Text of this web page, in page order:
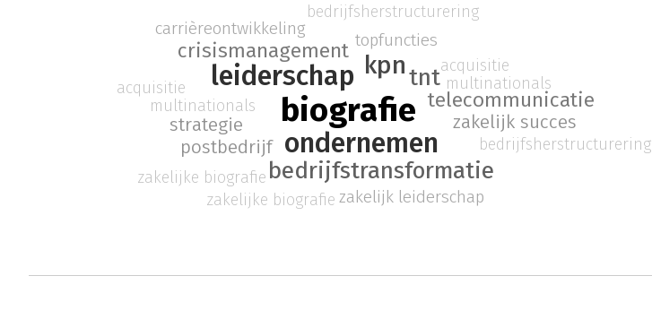
biografie
leiderschap
ondernemen
kpn
bedrijfstransformatie
tnt
crisismanagement
telecommunicatie
postbedrijf
strategie zakelijk succes
zakelijk leiderschap
topfuncties
carrièreontwikkeling
zakelijke biografie
bedrijfsherstructurering
acquisitie
multinationals
zakelijke biografie
bedrijfsherstructurering
acquisitie multinationals